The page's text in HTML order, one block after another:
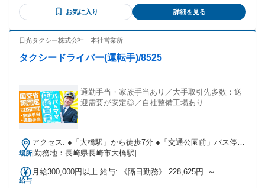
務：8ヶ月 ◇休暇：合計4ヶ月 └乗船中の休暇：1ヶ月 └陸上
での休暇：3ヶ月 ■賞与あり ■全日本海員組合に加入
んな志望理由の方におすすめ ￣￣￣￣￣￣V￣￣￣￣￣￣￣
￣ ・「同じ業務の繰り返しに不安」 ・「甲板経験を次に活か
験を広げたい」 《さらに...》 航海士・船舶職員・船員・海技
検索中の方必見✨
お気に入り 詳細を見る
日光タクシー株式会社 本社営業所
タクシードライバー(運転手)/8525
通勤手当・家族手当あり／大手取引先多数：送
迎需要が安定◎／自社整備工場あり
場所
アクセス: ●「大橋駅」から徒歩7分 ●「交通公園前」バス停か
ら徒歩2分 ●車・バイク通勤可
[勤務地：長崎県長崎市大橋駅]
給与
月給300,000円以上 給与: 《隔日勤務》 228,625円 ～